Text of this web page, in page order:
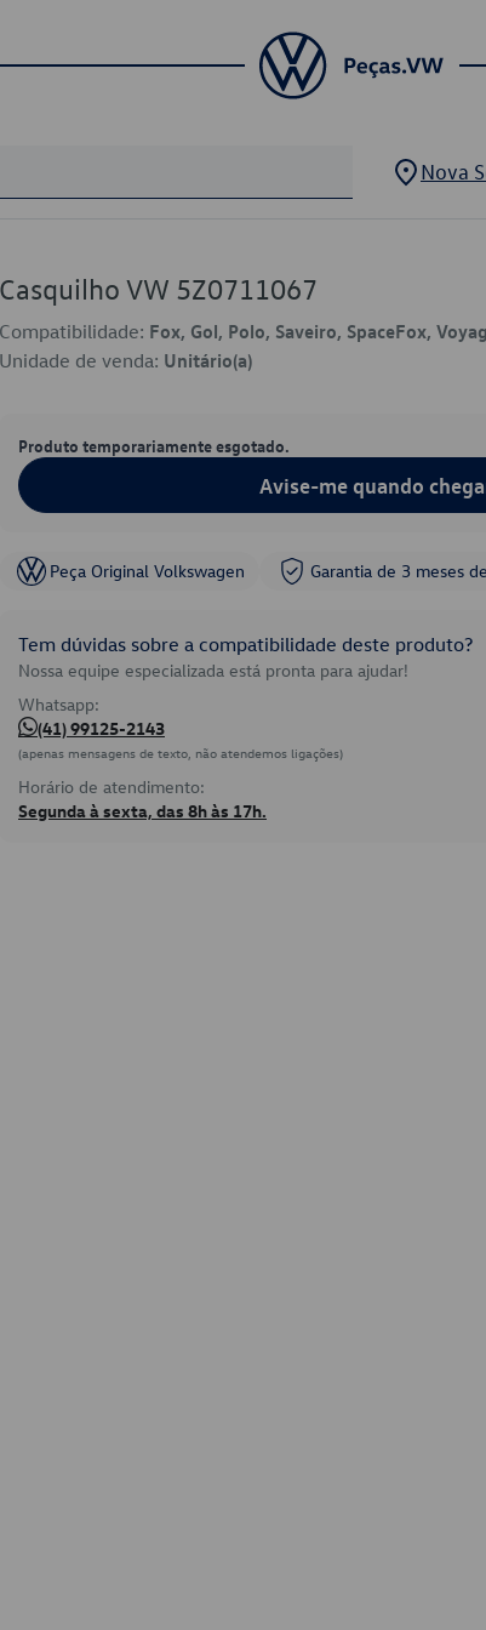
Nova
Casquilho VW 5Z0711067
Compatibilidade: Fox, Gol, Polo, Saveiro, SpaceFox,
Unidade de venda: Unitário(a)
Produto temporariamente esgotado.
Avise-me quando
Peça Original Volkswagen Garantia de 3 meses
Tem dúvidas sobre a compatibilidade deste produto?
Nossa equipe especializada está pronta para ajudar!
Whatsapp:
(41) 99125-2143
(apenas mensagens de texto, não atendemos ligações)
Horário de atendimento:
Segunda à sexta, das 8h às 17h.